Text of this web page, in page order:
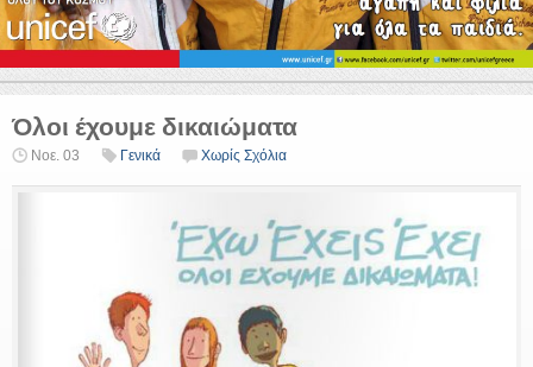
Όλοι έχουμε δικαιώματα
Νοε. 03 Γενικά Χωρίς Σχόλια